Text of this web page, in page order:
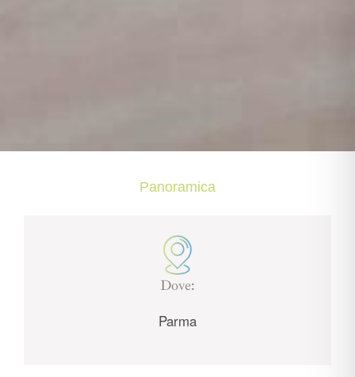
Panoramica
Dove:
Parma